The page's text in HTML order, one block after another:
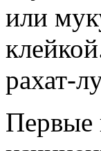
или
рахат-
Первые